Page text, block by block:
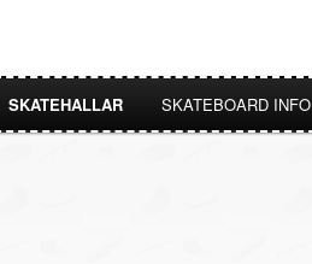
SKATEHALLAR SKATEBOARD INFO